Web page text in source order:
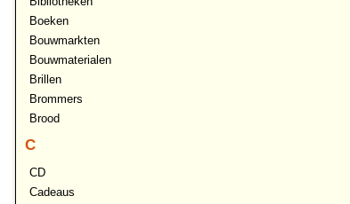
Boeken
Bouwmarkten
Bouwmaterialen
Brillen
Brommers
Brood
C
CD
Cadeaus